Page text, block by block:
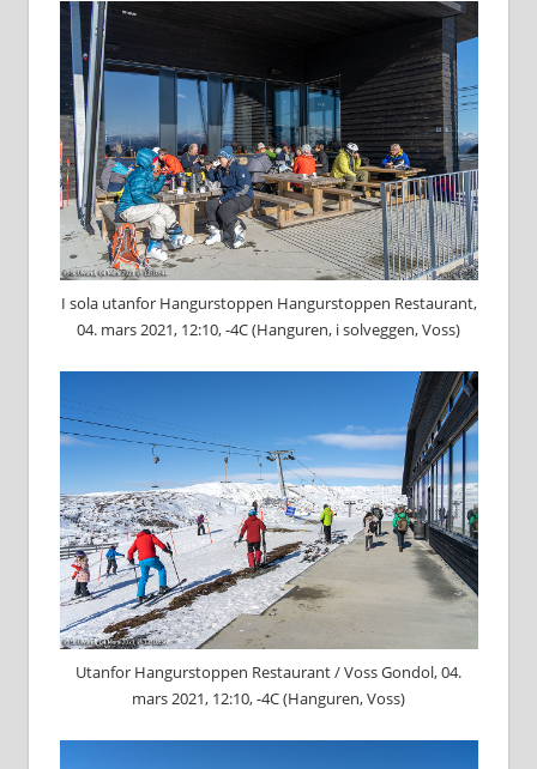
I sola utanfor Hangurstoppen Hangurstoppen Restaurant,
04. mars 2021, 12:10, -4C (Hanguren, i solveggen, Voss)
Utanfor Hangurstoppen Restaurant / Voss Gondol, 04.
mars 2021, 12:10, -4C (Hanguren, Voss)